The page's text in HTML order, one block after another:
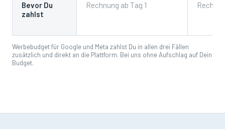
Bevor Du
zahlst
Rechnung ab Tag 1
Werbebudget für Google und Meta zahlst Du in allen drei Fällen
zusätzlich und direkt an die Plattform. Bei uns ohne Aufschlag auf Dein
Budget.